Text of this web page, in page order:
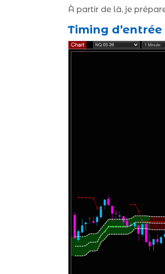
À partir de là, je
Timing d’entrée